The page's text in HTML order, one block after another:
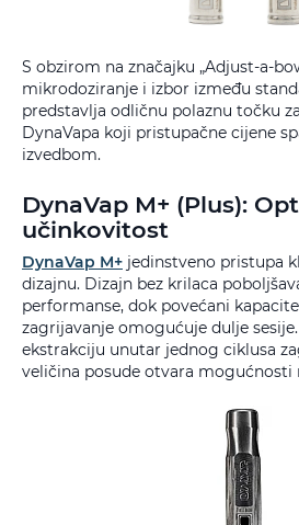
S obzirom na značajku „Adjust-a-
mikrodoziranje i izbor između
predstavlja odličnu polaznu točku
DynaVapa koji pristupačne cijene
izvedbom.
DynaVap M+ (Plus):
učinkovitost
DynaVap M+ jedinstveno pristupa
dizajnu. Dizajn bez krilaca
performanse, dok povećani
zagrijavanje omogućuje dulje sesije.
ekstrakciju unutar jednog ciklusa
veličina posude otvara mogućnosti